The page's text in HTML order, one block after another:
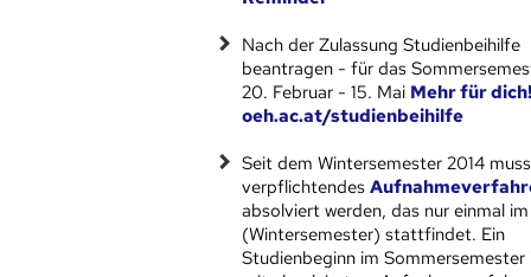
Nach der Zulassung Studienbeihilfe
beantragen - für das
20. Februar - 15. Mai Mehr für
oeh.ac.at/studienbeihilfe
Seit dem Wintersemester 2014
verpflichtendes
absolviert werden, das nur einmal
(Wintersemester) stattfindet. Ein
Studienbeginn im Sommersemester